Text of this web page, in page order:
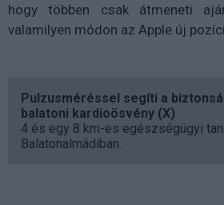
hogy többen csak átmeneti
valamilyen módon az Apple új
Pulzusméréssel segíti a
balatoni kardioösvény (X)
4 és egy 8 km-es egészségügyi
Balatonalmádiban.